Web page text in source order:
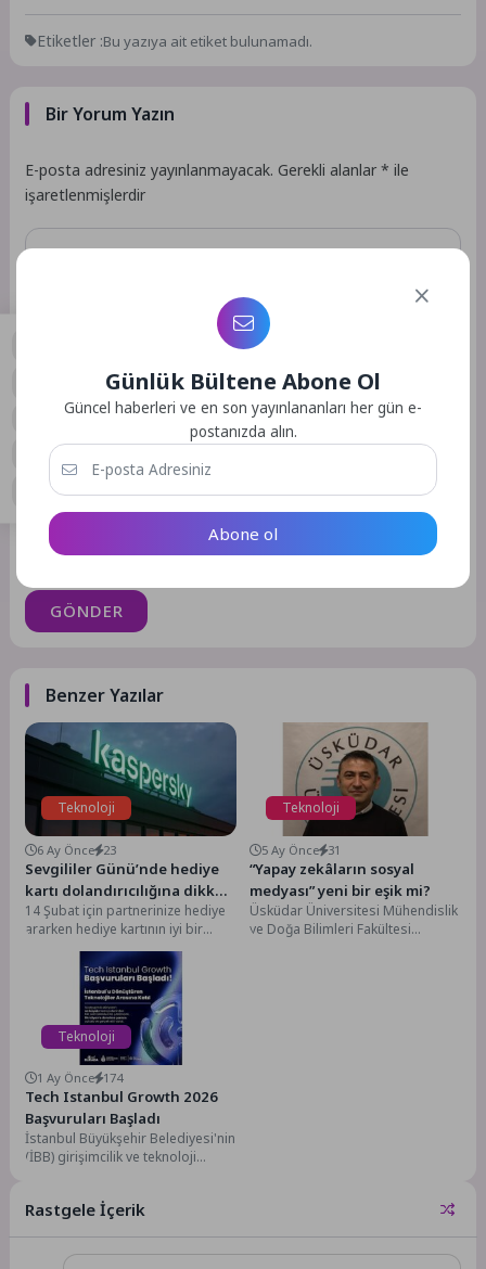
Etiketler :Bu yazıya ait etiket bulunamadı.
Bir Yorum Yazın
E-posta adresiniz yayınlanmayacak. Gerekli alanlar* ile
işaretlenmişlerdir
Daha sonraki yorumlarımda kullanılması için adım, e-posta
adresim ve site adresim bu tarayıcıya kaydedilsin.
GÖNDER
Benzer Yazılar
Teknoloji
6 Ay Önce 23
Sevgililer Günü’nde hediye
kartı dolandırıcılığına dikkat:
Kaspersky’den kritik uyarı
14 Şubat için partnerinize hediye
ararken hediye kartının iyi bir
seçenek olabileceğini mi
düşünüyorsunuz? Dijital...
Teknoloji
5 Ay Önce 31
“Yapay zekâların sosyal
medyası” yeni bir eşik mi?
Üsküdar Üniversitesi Mühendislik
ve Doğa Bilimleri Fakültesi
Teknoloji
1 Ay Önce 174
Tech Istanbul Growth 2026
Başvuruları Başladı
İstanbul Büyükşehir Belediyesi'nin
(İBB) girişimcilik ve teknoloji
Growth...
Rastgele İçerik
Günlük Bültene Abone Ol
Güncel haberleri ve en son yayınlananları her gün e-
postanızda alın.
Abone ol